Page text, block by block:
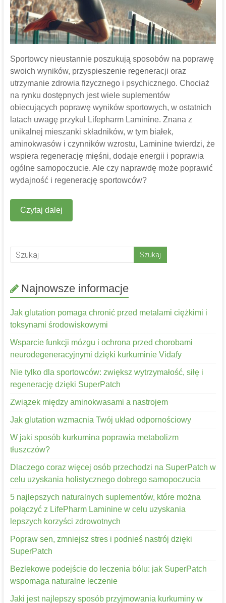
Sportowcy nieustannie poszukują sposobów na poprawę
swoich wyników, przyspieszenie regeneracji oraz
utrzymanie zdrowia fizycznego i psychicznego. Chociaż
na rynku dostępnych jest wiele suplementów
obiecujących poprawę wyników sportowych, w ostatnich
latach uwagę przykuł Lifepharm Laminine. Znana z
unikalnej mieszanki składników, w tym białek,
aminokwasów i czynników wzrostu, Laminine twierdzi, że
wspiera regenerację mięśni, dodaje energii i poprawia
ogólne samopoczucie. Ale czy naprawdę może poprawić
wydajność i regenerację sportowców?
Czytaj dalej
Najnowsze informacje
Jak glutation pomaga chronić przed metalami ciężkimi i
toksynami środowiskowymi
Wsparcie funkcji mózgu i ochrona przed chorobami
neurodegeneracyjnymi dzięki kurkuminie Vidafy
Nie tylko dla sportowców: zwiększ wytrzymałość, siłę i
regenerację dzięki SuperPatch
Związek między aminokwasami a nastrojem
Jak glutation wzmacnia Twój układ odpornościowy
W jaki sposób kurkumina poprawia metabolizm
tłuszczów?
Dlaczego coraz więcej osób przechodzi na SuperPatch w
celu uzyskania holistycznego dobrego samopoczucia
5 najlepszych naturalnych suplementów, które można
połączyć z LifePharm Laminine w celu uzyskania
lepszych korzyści zdrowotnych
Popraw sen, zmniejsz stres i podnieś nastrój dzięki
SuperPatch
Bezlekowe podejście do leczenia bólu: jak SuperPatch
wspomaga naturalne leczenie
Jaki jest najlepszy sposób przyjmowania kurkuminy w